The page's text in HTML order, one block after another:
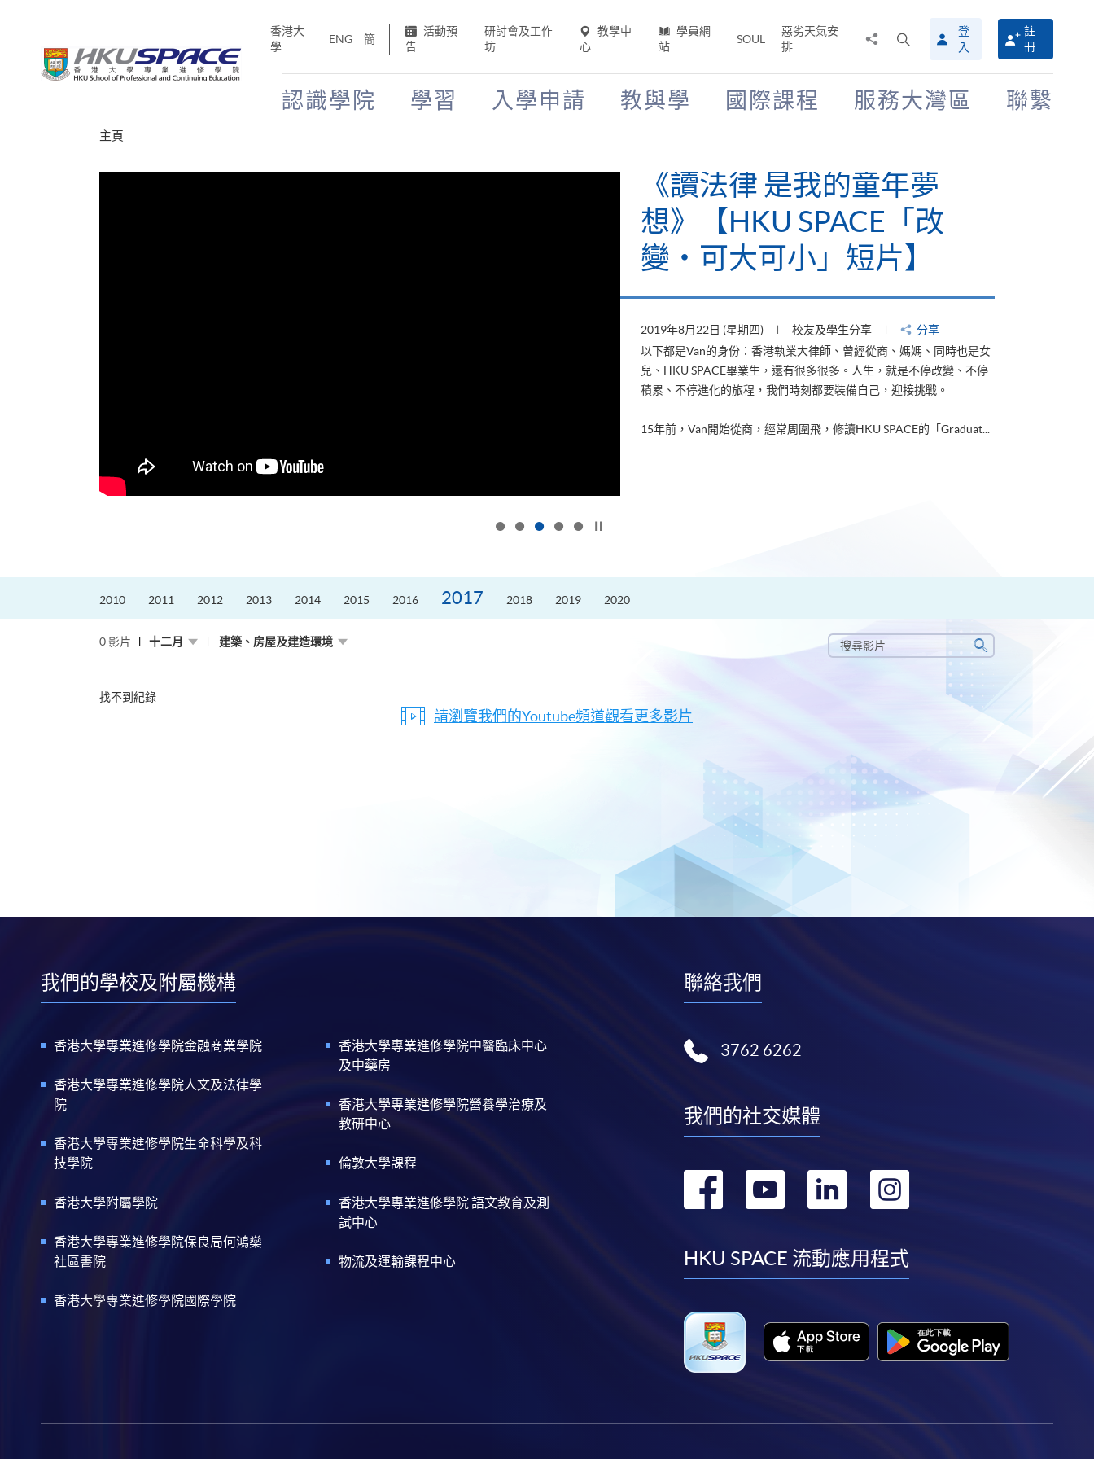
香港大
學
ENG 簡
活動預
告
研討會及工作
坊
教學中
心
學員網
站
SOUL
惡劣天氣安
排
搜
尋
介
登
入
註
冊
認識學院 學習 入學申請 教與學 國際課程 服務大灣區 聯繫
主頁
《讀法律 是我的童年夢
想》【HKU SPACE「改
變‧可大可小」短片】
2019年8月22日 (星期四) 校友及學生分享
分享
以下都是Van的身份：香港執業大律師、曾經從商、媽媽、同時也是女
兒、HKU SPACE畢業生，還有很多很多。人生，就是不停改變、不停
積累、不停進化的旅程，我們時刻都要裝備自己，迎接挑戰。
15年前，Van開始從商，經常周圍飛，修讀HKU SPACE的「Graduat...
2010 2011 2012 2013 2014 2015 2016 2017 2018 2019 2020
0 影片 十二月 建築、房屋及建造環境
搜
尋
搜
尋
找不到紀錄
請瀏覽我們的Youtube頻道觀看更多影片
我們的學校及附屬機構
香港大學專業進修學院金融商業學院
香港大學專業進修學院人文及法律學
院
香港大學專業進修學院生命科學及科
技學院
香港大學附屬學院
香港大學專業進修學院保良局何鴻燊
社區書院
香港大學專業進修學院國際學院
香港大學專業進修學院中醫臨床中心
及中藥房
香港大學專業進修學院營養學治療及
教研中心
倫敦大學課程
香港大學專業進修學院 語文教育及測
試中心
物流及運輸課程中心
聯絡我們
3762 6262
我們的社交媒體
轉
facebook
轉
youtube
轉
linkedin
轉
instagram
HKU SPACE 流動應用程式